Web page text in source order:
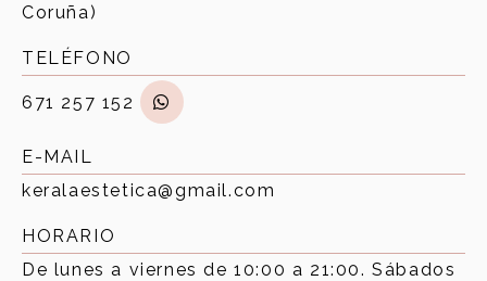
Coruña)
TELÉFONO
671 257 152
E-MAIL
keralaestetica@gmail.com
HORARIO
De lunes a viernes de 10:00 a 21:00. Sábados